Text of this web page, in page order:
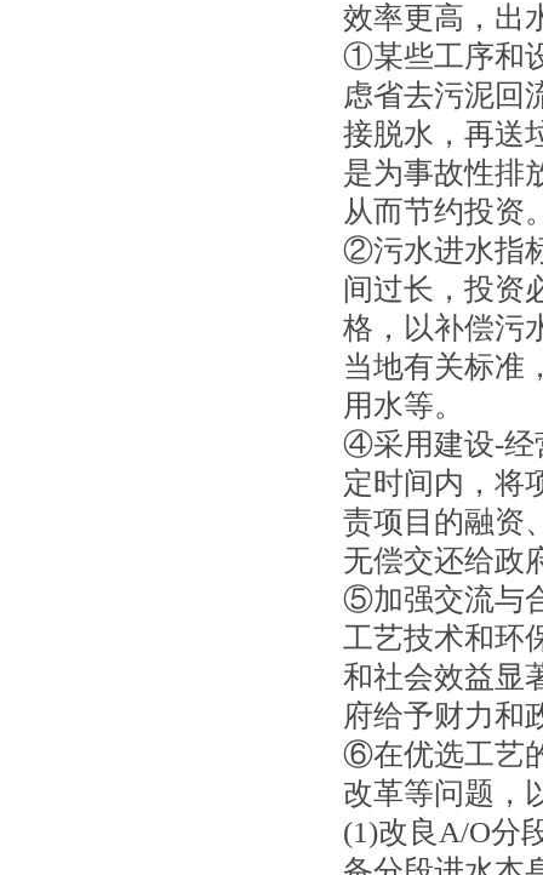
效率更高，出
①某些工序和
虑省去污泥回
接脱水，再送
是为事故性排
从而节约投资
②污水进水指
间过长，投资
格，以补偿污
当地有关标准
用水等。
④采用建设-经
定时间内，将
责项目的融资
无偿交还给政
⑤加强交流与
工艺技术和环
和社会效益显
府给予财力和
⑥在优选工艺
改革等问题，
(1)改良A/O分